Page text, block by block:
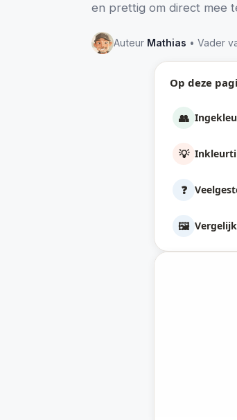
en prettig om direct mee
Auteur Mathias • Vader
Op deze
👥
💡
❓
🖼️